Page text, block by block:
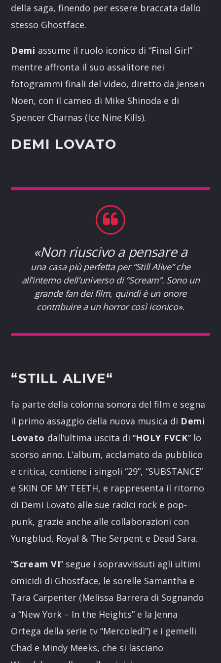
della saga, finendo per essere braccata dallo
stesso Ghostface.
Demi assume il ruolo iconico di “Final Girl”
mentre affronta il suo assalitore nei
fotogrammi finali del video, diretto da Jensen
Noen, con il cameo di Mike Shinoda e di
Spencer Charnas (Ice Nine Kills).
DEMI LOVATO
«Non riuscivo a pensare a
una casa più perfetta per “Still Alive” che
all’interno dell’universo di “Scream”. Sono un
grande fan dei film, quindi è un onore
contribuire a un horror così iconico».
“STILL ALIVE“
fa parte della colonna sonora del film e segna
il primo assaggio della nuova musica di Demi
Lovato dall’ultima uscita di “HOLY FVCK” lo
scorso anno. L’album, acclamato da pubblico
e critica, contiene i singoli “29”, “SUBSTANCE”
e SKIN OF MY TEETH, e rappresenta il ritorno
di Demi Lovato alle sue radici rock e pop-
punk, grazie anche alle collaborazioni con
Yungblud, Royal & The Serpent e Dead Sara.
“Scream VI” segue i sopravvissuti agli ultimi
omicidi di Ghostface, le sorelle Samantha e
Tara Carpenter (Melissa Barrera di Sognando
a “New York – In the Heights” e la Jenna
Ortega della serie tv “Mercoledì”) e i gemelli
Chad e Mindy Meeks, che si lasciano